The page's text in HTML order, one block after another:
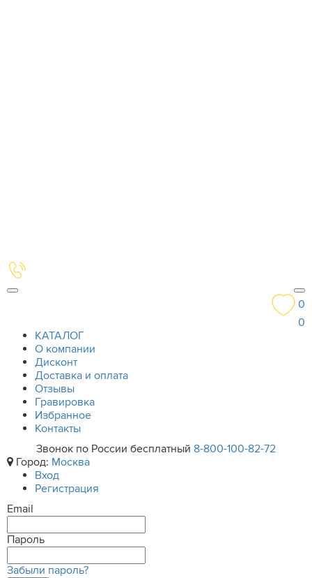
0
0
КАТАЛОГ
О компании
Дисконт
Доставка и оплата
Отзывы
Гравировка
Избранное
Контакты
Звонок по России бесплатный 8-800-100-82-72
Город: Москва
Вход
Регистрация
Email
Пароль
Забыли пароль?